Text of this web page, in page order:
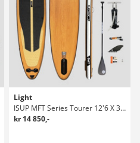
Light
ISUP MFT Series Tourer 12'6 X 30" SUP Set
kr 14 850,-